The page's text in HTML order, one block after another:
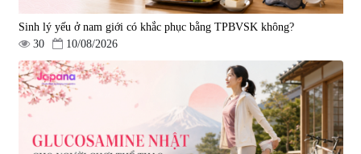
Viên uống bổ gan Ribeto Shoji
Hepaclean 60 viên
690.000 đ
Viên uống hỗ trợ cải thiện thoát
vị đĩa đệm Kyoto Has 30 viên
|14.560
1.600.000 đ
Sinh lý yếu ở nam giới có khắc phục bằng TPBVSK không?
30
10/08/2026